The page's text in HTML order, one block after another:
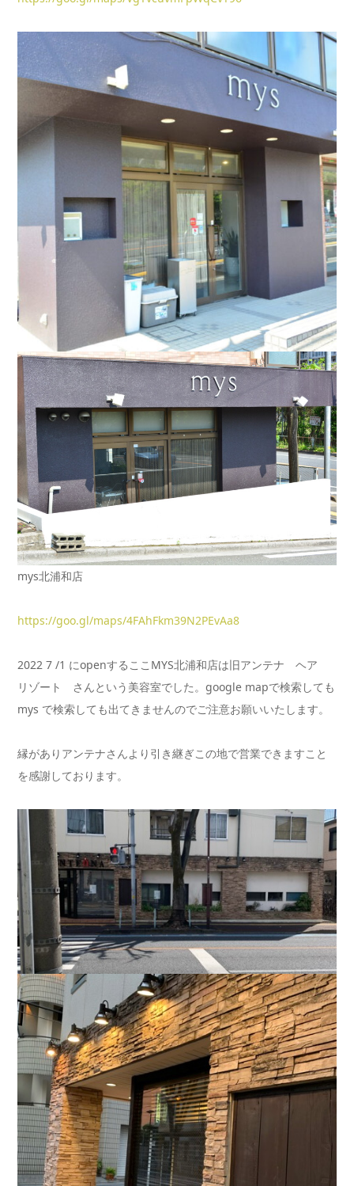
mys北浦和店
https://goo.gl/maps/4FAhFkm39N2PEvAa8
2022 7 /1 にopenするここMYS北浦和店は旧アンテナ ヘア
リゾート さんという美容室でした。google mapで検索しても
mys で検索しても出てきませんのでご注意お願いいたします。
縁がありアンテナさんより引き継ぎこの地で営業できますこと
を感謝しております。